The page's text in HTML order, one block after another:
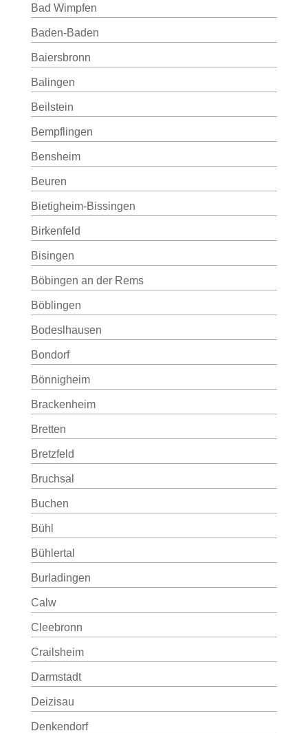
Bad Wimpfen
Baden-Baden
Baiersbronn
Balingen
Beilstein
Bempflingen
Bensheim
Beuren
Bietigheim-Bissingen
Birkenfeld
Bisingen
Böbingen an der Rems
Böblingen
Bodeslhausen
Bondorf
Bönnigheim
Brackenheim
Bretten
Bretzfeld
Bruchsal
Buchen
Bühl
Bühlertal
Burladingen
Calw
Cleebronn
Crailsheim
Darmstadt
Deizisau
Denkendorf